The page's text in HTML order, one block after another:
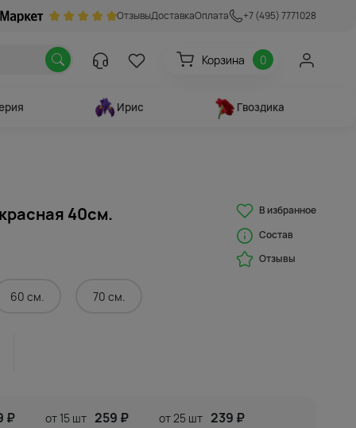
ОтзывыДоставкаОплата +7 (495) 7771028
Корзина 0
Ирис Гвоздика
40см.
60 см. 70 см.
В избранное
Состав
Отзывы
₽ от 15 шт 259 ₽ от 25 шт 239 ₽